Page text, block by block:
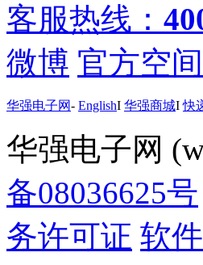
客服热线：
微博 官方空间
华强电子网- EnglishI 华强商城I快
华强电子网
备08036625号
务许可证 软